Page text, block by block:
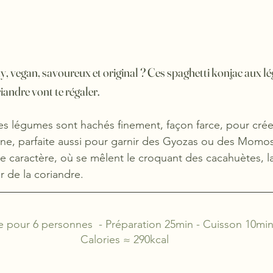
vegan, savoureux et original ? Ces spaghetti konjac aux
vont te régaler.
légumes sont hachés finement, façon farce, pour
parfaite aussi pour garnir des Gyozas ou des
caractère, où se mêlent le croquant des cacahuètes,
de la coriandre.
pour 6 personnes  - Préparation 25min - Cuisson
Calories ≈ 290kcal